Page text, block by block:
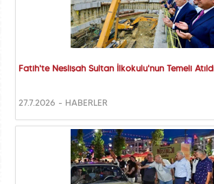
Fatih'te Neslişah Sultan İlkokulu'nun Temeli
27.7.2026 - HABERLER